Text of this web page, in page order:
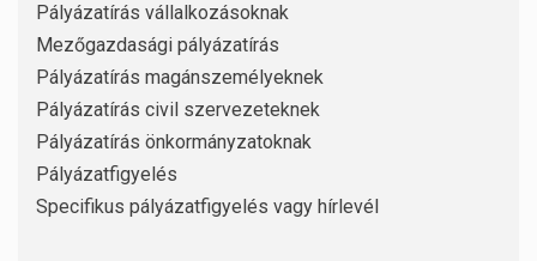
Pályázatírás vállalkozásoknak
Mezőgazdasági pályázatírás
Pályázatírás magánszemélyeknek
Pályázatírás civil szervezeteknek
Pályázatírás önkormányzatoknak
Pályázatfigyelés
Specifikus pályázatfigyelés vagy hírlevél